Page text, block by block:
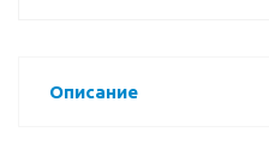
Описание